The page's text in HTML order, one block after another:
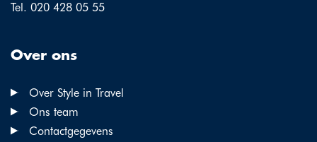
Tel. 020 428 05 55
Over ons
Over Style in Travel
Ons team
Contactgegevens